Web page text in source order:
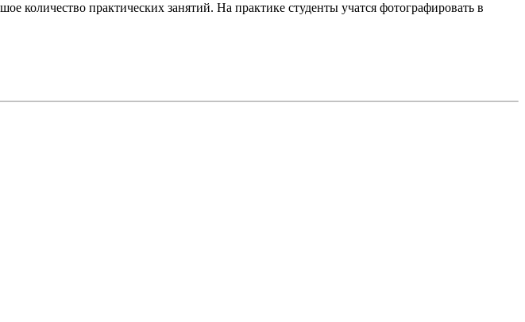
количество практических занятий. На практике студенты учатся фотографировать в